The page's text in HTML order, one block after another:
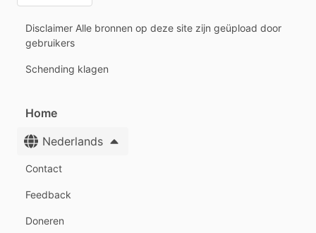
Disclaimer Alle bronnen op deze site zijn geüpload door
gebruikers
Schending klagen
Home
Nederlands
Contact
Feedback
Doneren